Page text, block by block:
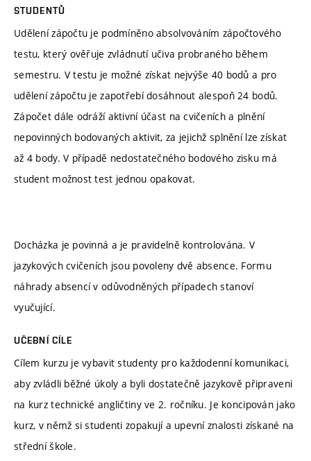
STUDENTŮ
Udělení zápočtu je podmíněno absolvováním zápočtového
testu, který ověřuje zvládnutí učiva probraného během
semestru. V testu je možné získat nejvýše 40 bodů a pro
udělení zápočtu je zapotřebí dosáhnout alespoň 24 bodů.
Zápočet dále odráží aktivní účast na cvičeních a plnění
nepovinných bodovaných aktivit, za jejichž splnění lze získat
až 4 body. V případě nedostatečného bodového zisku má
student možnost test jednou opakovat.
Docházka je povinná a je pravidelně kontrolována. V
jazykových cvičeních jsou povoleny dvě absence. Formu
náhrady absencí v odůvodněných případech stanoví
vyučující.
UČEBNÍ CÍLE
Cílem kurzu je vybavit studenty pro každodenní komunikaci,
aby zvládli běžné úkoly a byli dostatečně jazykově připraveni
na kurz technické angličtiny ve 2. ročníku. Je koncipován jako
kurz, v němž si studenti zopakují a upevní znalosti získané na
střední škole.